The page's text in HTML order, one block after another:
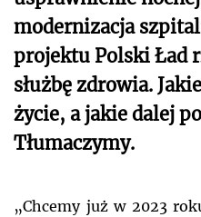
modernizacja
projektu Polski Ład
służbę zdrowia.
życie, a jakie dalej
Tłumaczymy.
„Chcemy już w 2023